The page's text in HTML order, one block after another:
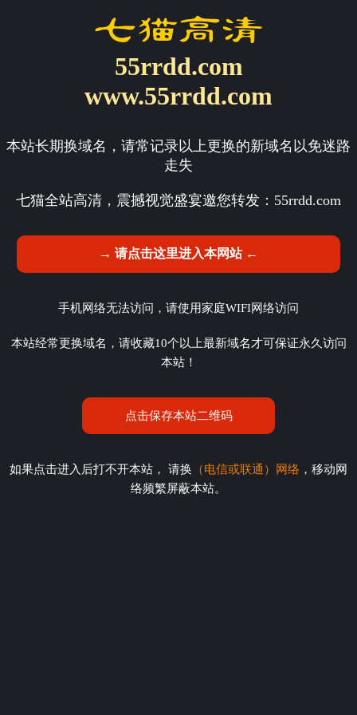
55rrdd.com
www.55rrdd.com
本站长期换域名，请常记录以上更换的新域名以免迷路
走失
七猫全站高清，震撼视觉盛宴邀您转发： 55rrdd.com
→ 请点击这里进入本网站 ←
手机网络无法访问，请使用家庭WIFI网络访问
本站经常更换域名，请收藏10个以上最新域名才可保证永久访问
本站！
点击保存本站二维码
如果点击进入后打不开本站， 请换 （电信或联通）网络 ，移动网
络频繁屏蔽本站。